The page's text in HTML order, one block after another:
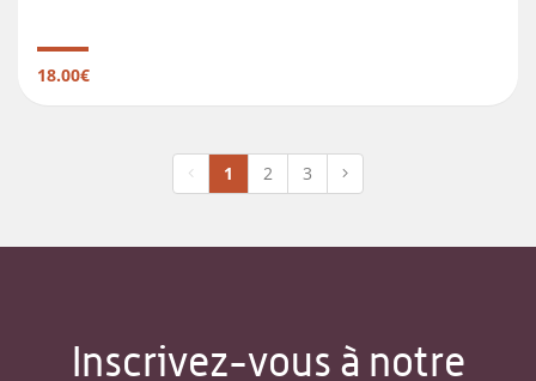
18.00€
1 2 3
Inscrivez-vous à notre